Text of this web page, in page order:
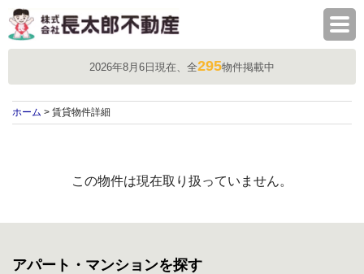
2026年8月6日現在、全295物件掲載中
ホーム > 賃貸物件詳細
この物件は現在取り扱っていません。
アパート・マンションを探す